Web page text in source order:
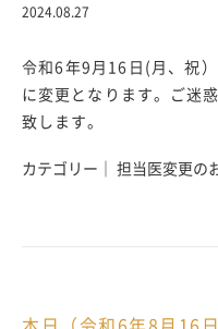
2024.08.27
令和6年9月16日(月、祝
に変更となります。ご迷
致します。
カテゴリー｜ 担当医変更の